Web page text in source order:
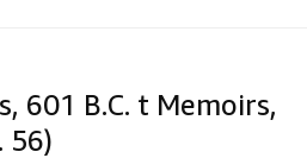
601 B.C. t Memoirs,
56)